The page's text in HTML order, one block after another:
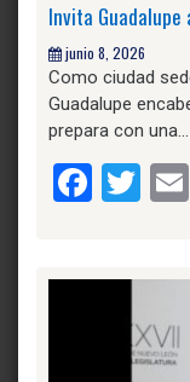
Invita
junio 8, 2026
Como ciudad
Guadalupe
prepara con una…